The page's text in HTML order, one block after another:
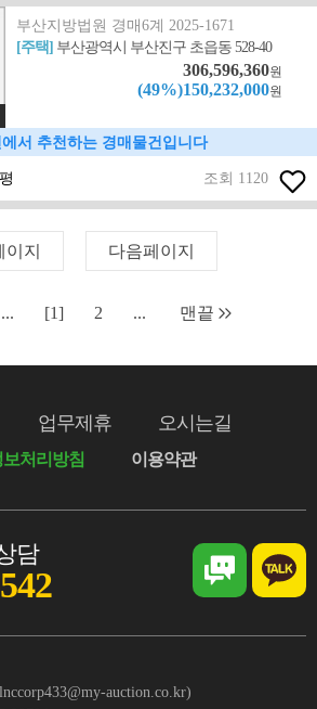
부산지방법원 경매6계 2025-1671
[주택] 부산광역시 부산진구 초읍동 528-40
306,596,360원
(49%)150,232,000원
서 추천하는 경매물건입니다
평 조회 1120
지 다음페이지
... [1] 2 ... 맨끝
업무제휴 오시는길
처리방침 이용약관
담
auction.co.kr)